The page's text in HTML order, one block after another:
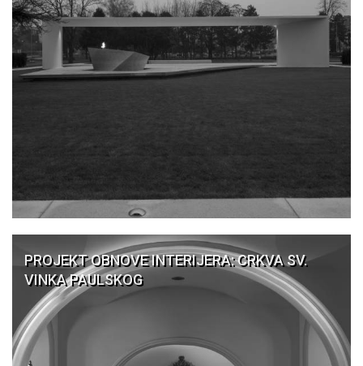
PROJEKT OBNOVE INTERIJERA: CRKVA SV.
VINKA PAULSKOG